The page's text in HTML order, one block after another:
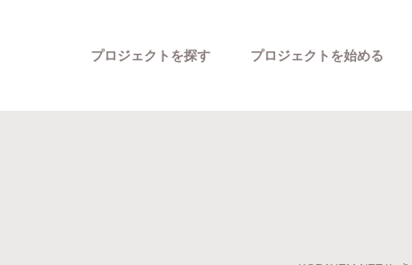
プロジェクトを探す プロジェクトを始める